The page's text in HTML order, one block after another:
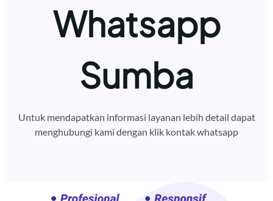
Whatsapp
Sumba
Untuk mendapatkan informasi layanan lebih detail dapat
menghubungi kami dengan klik kontak whatsapp